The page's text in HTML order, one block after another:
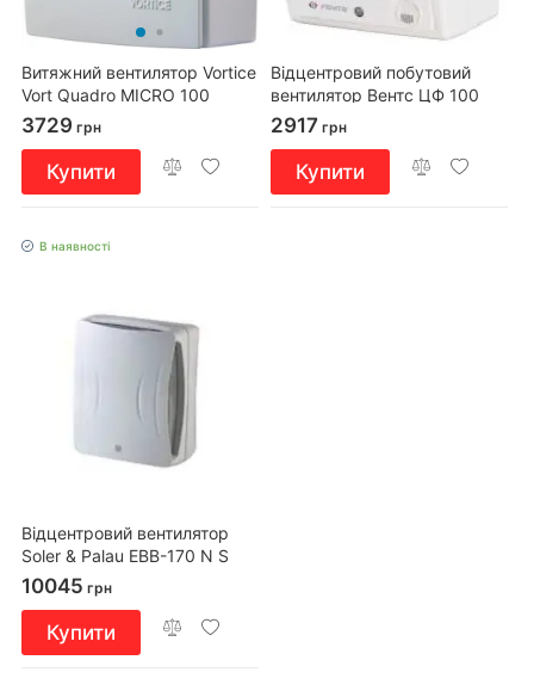
Витяжний вентилятор Vortice
Vort Quadro MICRO 100
3729 грн
Купити
Відцентровий побутовий
вентилятор Вентс ЦФ 100
2917 грн
Купити
В наявності
Відцентровий вентилятор
Soler & Palau EBB-170 N S
10045 грн
Купити